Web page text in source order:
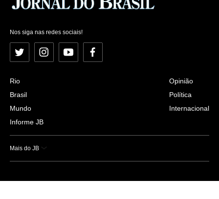
Nos siga nas redes sociais!
Twitter InstagramYouTubeFacebook
Rio
Brasil
Mundo
Informe JB
Opinião
Política
Internacional
Mais do JB
Esportes